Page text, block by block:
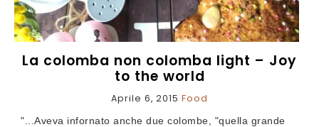
La colomba non colomba light – Joy
to the world
Aprile 6, 2015 Food
"...Aveva infornato anche due colombe, "quella grande